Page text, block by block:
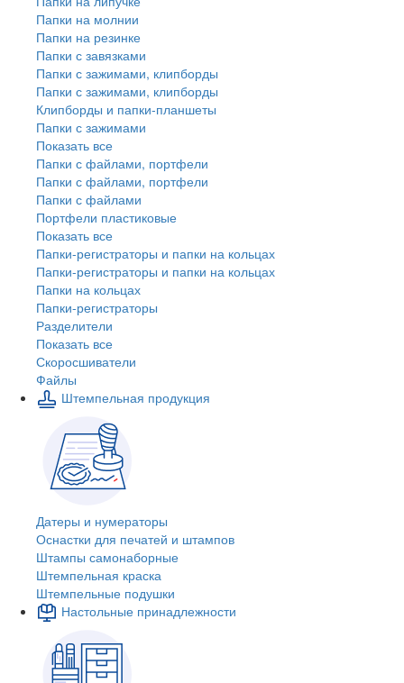
Папки на молнии
Папки на резинке
Папки с завязками
Папки с зажимами, клипборды
Папки с зажимами, клипборды
Клипборды и папки-планшеты
Папки с зажимами
Показать все
Папки с файлами, портфели
Папки с файлами, портфели
Папки с файлами
Портфели пластиковые
Показать все
Папки-регистраторы и папки на кольцах
Папки-регистраторы и папки на кольцах
Папки на кольцах
Папки-регистраторы
Разделители
Показать все
Скоросшиватели
Файлы
Штемпельная продукция
Датеры и нумераторы
Оснастки для печатей и штампов
Штампы самонаборные
Штемпельная краска
Штемпельные подушки
Настольные принадлежности